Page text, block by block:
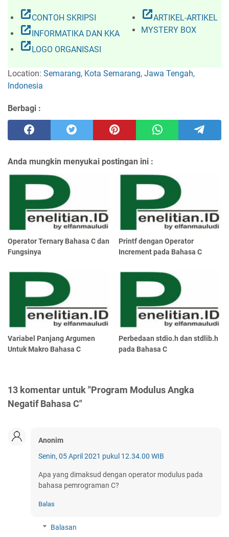
open_in_newCONTOH SKRIPSI
open_in_new INFORMATIKA DAN KKA
open_in_new LOGO ORGANISASI
open_in_newARTIKEL-ARTIKEL
MYSTERY BOX
Location: Semarang, Kota Semarang, Jawa Tengah,
Indonesia
Berbagi :
Anda mungkin menyukai postingan ini :
Operator Ternary Bahasa C dan
Fungsinya
Printf dengan Operator
Increment pada Bahasa C
Variabel Panjang Argumen
Untuk Makro Bahasa C
Perbedaan stdio.h dan stdlib.h
pada Bahasa C
13 komentar untuk "Program Modulus Angka
Negatif Bahasa C"
Anonim
Senin, 05 April 2021 pukul 12.34.00 WIB
Apa yang dimaksud dengan operator modulus pada
bahasa pemrograman C?
Balas
Balasan